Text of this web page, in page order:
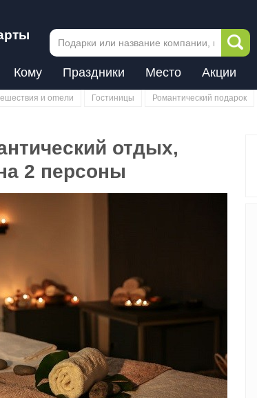
Кому Праздники Место Акции
и оmели Гостиницы Романтический подарок
отдых,
2 персоны